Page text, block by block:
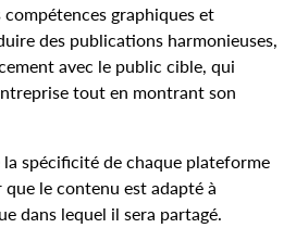
graphiques et
des publications harmonieuses,
avec le public cible, qui
tout en montrant son
spécificité de chaque plateforme
le contenu est adapté à
dans lequel il sera partagé.